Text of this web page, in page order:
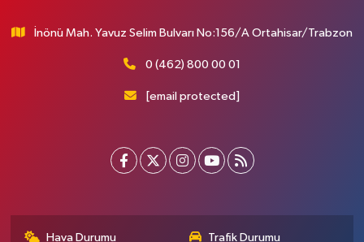
İnönü Mah. Yavuz Selim Bulvarı No:156/A Ortahisar/Trabzon
0 (462) 800 00 01
[email protected]
Hava Durumu Trafik Durumu